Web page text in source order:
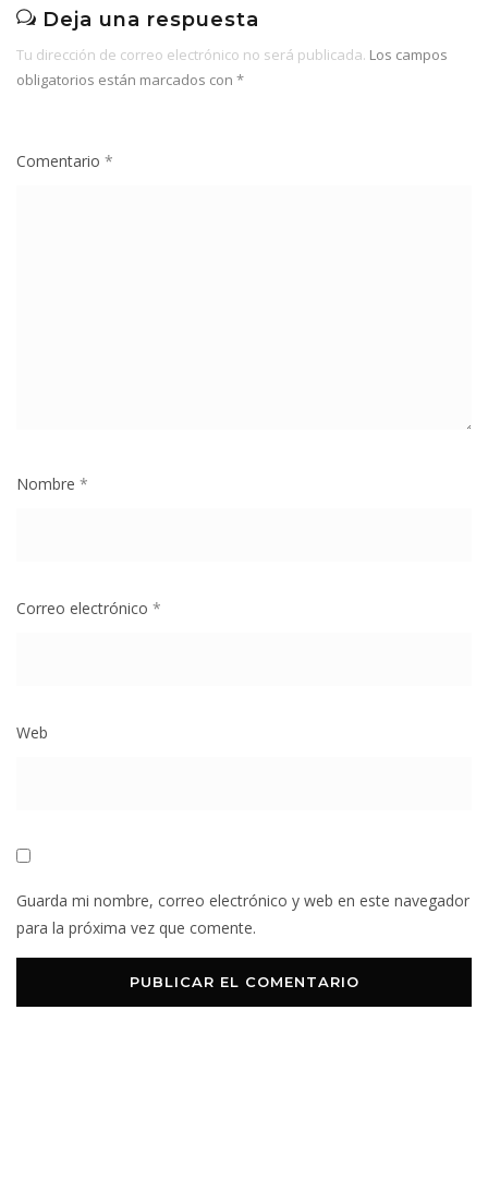
Deja una respuesta
Tu dirección de correo electrónico no será publicada. Los campos
obligatorios están marcados con *
Comentario *
Nombre *
Correo electrónico *
Web
Guarda mi nombre, correo electrónico y web en este navegador
para la próxima vez que comente.